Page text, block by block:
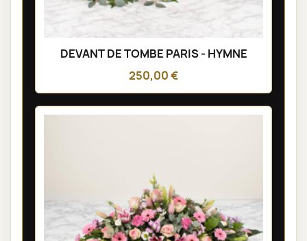
DEVANT DE TOMBE PARIS - HYMNE
250,00 €